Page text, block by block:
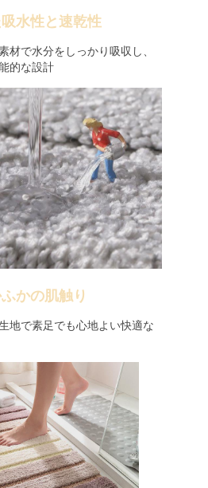
水性と速乾性
材で水分をしっかり吸収し、
的な設計
かの肌触り
地で素足でも心地よい快適な